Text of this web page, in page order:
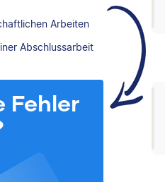
Arbeiten
Abschlussarbeit
Fehler